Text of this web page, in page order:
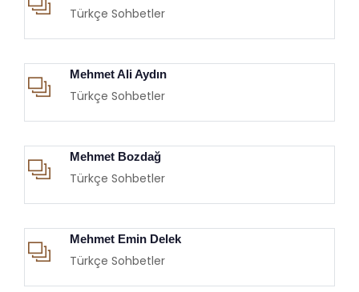
Türkçe Sohbetler
Mehmet Ali Aydın
Türkçe Sohbetler
Mehmet Bozdağ
Türkçe Sohbetler
Mehmet Emin Delek
Türkçe Sohbetler